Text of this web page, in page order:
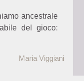
ancestrale
del gioco:
Maria Viggiani